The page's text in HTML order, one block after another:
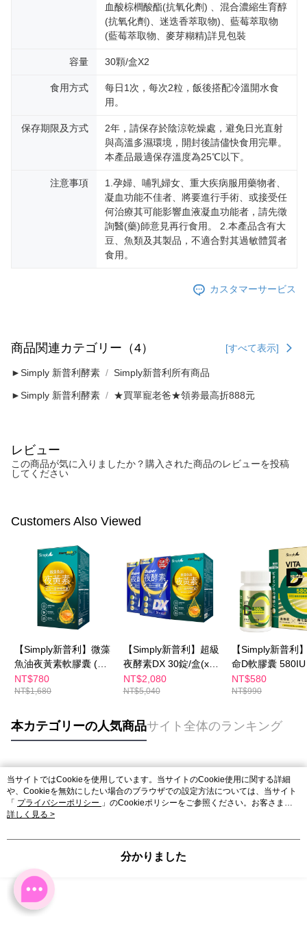
血酸棕櫚酸酯(抗氧化劑) 、混合濃縮生育醇
(抗氧化劑)、迷迭香萃取物)、藍莓萃取物
(藍莓萃取物、麥芽糊精)詳見包裝
容量 30顆/盒X2
食用方式
每日1次，每次2粒，飯後搭配冷溫開水食
用。
保存期限及方式
2年，請保存於陰涼乾燥處，避免日光直射
與高溫多濕環境，開封後請儘快食用完畢。
本產品最適保存溫度為25℃以下。
注意事項
1.孕婦、哺乳婦女、重大疾病服用藥物者、
凝血功能不佳者、將要進行手術、或接受任
何治療其可能影響血液凝血功能者，請先徵
詢醫(藥)師意見再行食用。 2.本產品含有大
豆、魚類及其製品，不適合對其過敏體質者
食用。
カスタマーサービス
商品関連カテゴリー（4） [すべて表示]
►Simply 新普利酵素 Simply新普利所有商品
►Simply 新普利酵素 ★買單寵老爸★領劵最高折888元
レビュー
この商品が気に入りましたか？購入された商品のレビューを投稿
してください
Customers Also Viewed
【Simply新普利】微藻
魚油夜黃素軟膠囊 (30
粒/盒) 葉黃素
NT$780
NT$1,680
【Simply新普利】超級
夜酵素DX 30錠/盒(x2
盒)+微藻魚油夜黃素軟
膠囊 30粒/盒(x1盒)(葉
NT$2,080
NT$5,040
【Simply新普利
命D軟膠囊
顆/盒
NT$580
NT$990
本カテゴリーの人気商品サイト全体のランキング
人気タグ
当サイトではCookieを使用しています。当サイトのCookie使用に関する詳細
や、Cookieを無効にしたい場合のブラウザでの設定方法については、当サイト
「 プライバシーポリシー 」のCookieポリシーをご参照ください。お客さま
が、当サイトを引き続き使用される場合、当社がサイト利用規約のCookieポリ
詳しく見る >
分かりました